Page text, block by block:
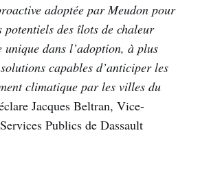
adoptée par Meudon pour
potentiels des îlots de chaleur
unique dans l’adoption, à plus
capables d’anticiper les
climatique par les villes du
Jacques Beltran, Vice-
Publics de Dassault